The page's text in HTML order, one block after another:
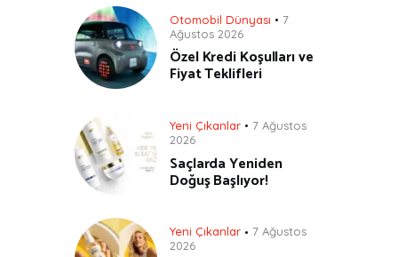
Otomobil Dünyası
7
Ağustos 2026
Özel Kredi Koşulları ve
Fiyat Teklifleri
Yeni Çıkanlar
7 Ağustos
2026
Saçlarda Yeniden
Doğuş Başlıyor!
Yeni Çıkanlar
7 Ağustos
2026